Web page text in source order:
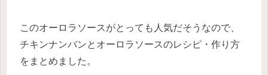
このオーロラソースがとっても人気だそうなので、
チキンナンバンとオーロラソースのレシピ・作り方
をまとめました。